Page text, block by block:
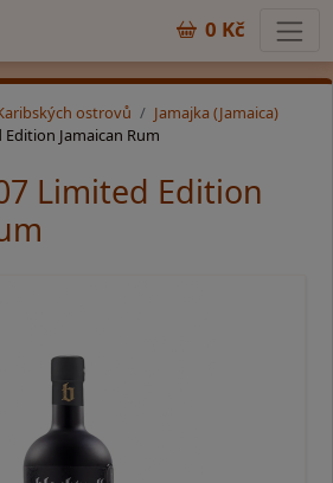
0 Kč
ostrovů
Jamajka (Jamaica)
Jamaican Rum
Limited Edition